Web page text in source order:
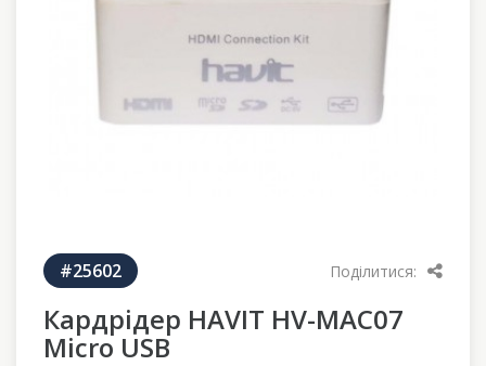
Поділитися:
#25602
Кардрідер HAVIT HV-MAC07
Micro USB